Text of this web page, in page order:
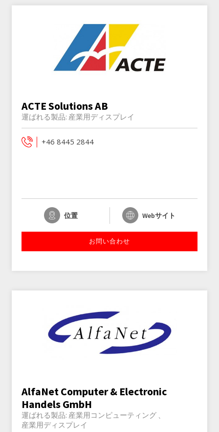
ACTE Solutions AB
運ばれる製品: 産業用ディスプレイ
+46 8445 2844
位置 Webサイト
お問い合わせ
AlfaNet Computer & Electronic
Handels GmbH
運ばれる製品: 産業用コンピューティング
産業用ディスプレイ